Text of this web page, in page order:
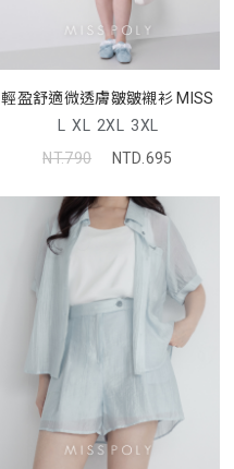
輕盈舒適微透膚皺皺襯衫 MISS
L XL 2XL 3XL
NT.790
NTD.695